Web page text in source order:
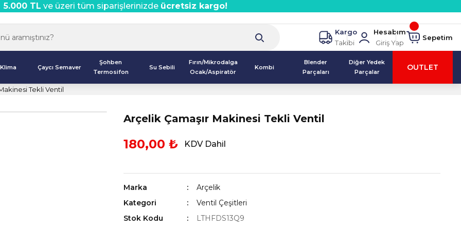
5.000 TL ve üzeri tüm siparişlerinizde ücretsiz kargo!
Kargo
Takibi
Hesabım
Giriş Yap
Sepetim
Klima Çaycı Semaver
Şohben
Termosifon
Su Sebili
Fırın/Mikrodalga
Ocak/Aspiratör
Kombi
Blender
Parçaları
Diğer Yedek
Parçalar
OUTLET
Tekli Ventil
Arçelik Çamaşır Makinesi Tekli Ventil
180,00 ₺ KDV Dahil
Marka
Arçelik
Kategori
Ventil Çeşitleri
Stok Kodu
LTHFDS13Q9